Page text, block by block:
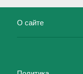
О сайте